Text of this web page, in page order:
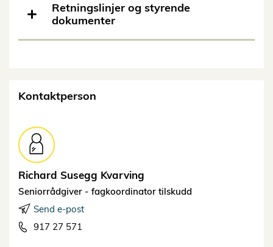
Retningslinjer og styrende
dokumenter
Kontaktperson
Richard Susegg Kvarving
Seniorrådgiver - fagkoordinator tilskudd
Send e-post
917 27 571